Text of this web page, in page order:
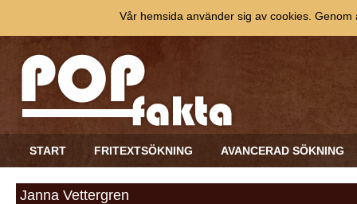
START FRITEXTSÖKNING AVANCERAD SÖKNING
Janna Vettergren
Vår hemsida använder sig av cookies.